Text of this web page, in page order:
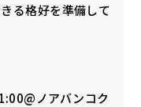
る格好を準備して
ノアバンコク